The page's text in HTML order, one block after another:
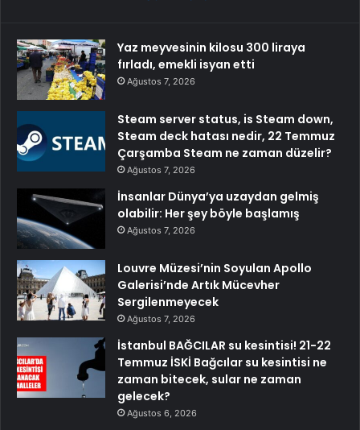
Yaz meyvesinin kilosu 300 liraya
fırladı, emekli isyan etti
Ağustos 7, 2026
Steam server status, is Steam down,
Steam deck hatası nedir, 22 Temmuz
Çarşamba Steam ne zaman düzelir?
Ağustos 7, 2026
İnsanlar Dünya’ya uzaydan gelmiş
olabilir: Her şey böyle başlamış
Ağustos 7, 2026
Louvre Müzesi’nin Soyulan Apollo
Galerisi’nde Artık Mücevher
Sergilenmeyecek
Ağustos 7, 2026
İstanbul BAĞCILAR su kesintisi! 21-22
Temmuz İSKİ Bağcılar su kesintisi ne
zaman bitecek, sular ne zaman
gelecek?
Ağustos 6, 2026